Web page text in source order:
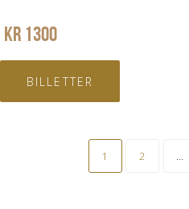
KR1300
BILLETTER
1 2 …